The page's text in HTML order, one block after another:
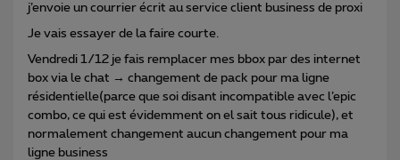
j’envoie un courrier écrit au service client business de proxi
Je vais essayer de la faire courte.
Vendredi 1/12 je fais remplacer mes bbox par des internet
box via le chat → changement de pack pour ma ligne
résidentielle(parce que soi disant incompatible avec l’epic
combo, ce qui est évidemment on el sait tous ridicule), et
normalement changement aucun changement pour ma
ligne business